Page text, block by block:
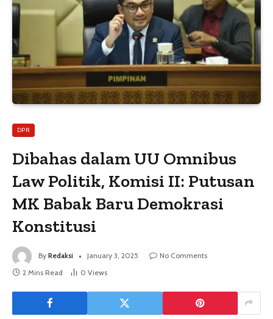
DPR
Dibahas dalam UU Omnibus
Law Politik, Komisi II: Putusan
MK Babak Baru Demokrasi
Konstitusi
By Redaksi January 3, 2025
No Comments
2 Mins Read
0 Views